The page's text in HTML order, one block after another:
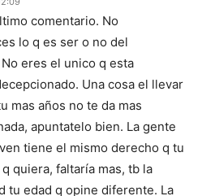
comentario. No
lo q es ser o no del
eres el unico q esta
Una cosa el llevar
mas años no te da mas
apuntatelo bien. La gente
tiene el mismo derecho q tu
quiera, faltaría mas, tb la
tu edad q opine diferente. La